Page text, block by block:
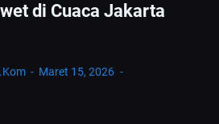
di Cuaca Jakarta
Maret 15, 2026